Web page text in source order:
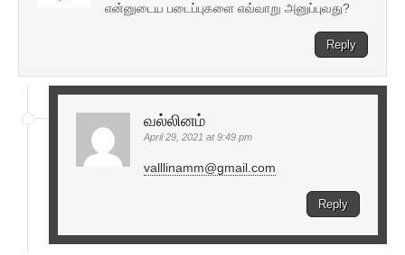
என்னுடைய படைப்புகளை எவ்வாறு அனுப்புவது?
Reply
வல்லினம்
April 29, 2021 at 9:49 pm
valllinamm@gmail.com
Reply